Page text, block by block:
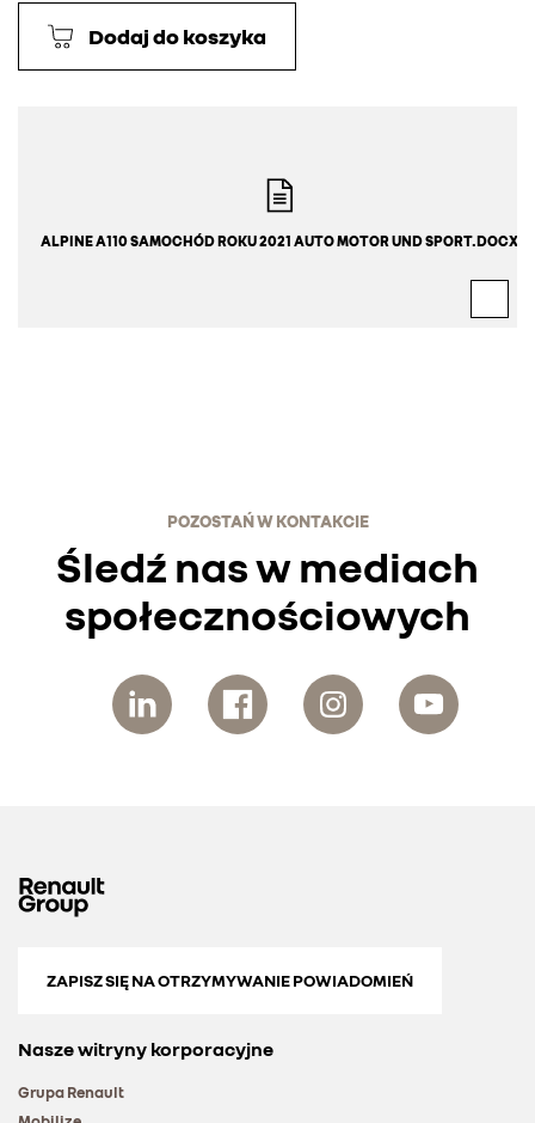
Dodaj do koszyka
ALPINE A110 SAMOCHÓD ROKU 2021 AUTO MOTOR UND SPORT.DOCX
POZOSTAŃ W KONTAKCIE
Śledź nas w mediach
społecznościowych
ZAPISZ SIĘ NA OTRZYMYWANIE POWIADOMIEŃ
Nasze witryny korporacyjne
Grupa Renault